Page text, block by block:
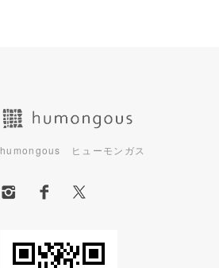
humongous ヒューモンガス